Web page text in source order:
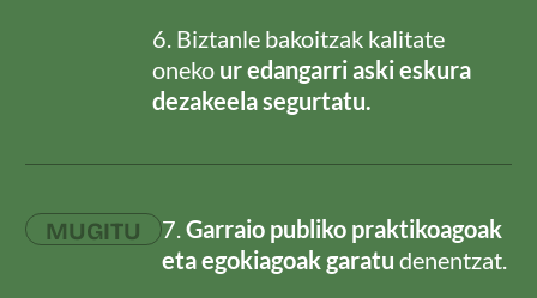
6. Biztanle bakoitzak kalitate
oneko ur edangarri aski eskura
dezakeela segurtatu.
MUGITU 7.Garraio publiko praktikoagoak
eta egokiagoak garatu denentzat.